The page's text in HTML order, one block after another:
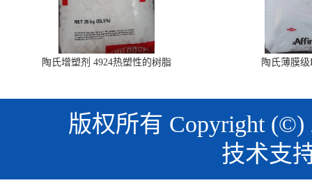
陶氏增塑剂 4924热塑性的树脂 陶氏薄膜级
版权所有 Copyright
技术支